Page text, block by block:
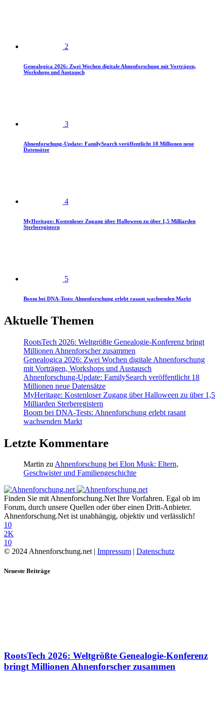
2
Genealogica 2026: Zwei Wochen digitale Ahnenforschung mit Vorträgen,
Workshops und Austausch
3
Ahnenforschung-Update: FamilySearch veröffentlicht 18 Millionen neue
Datensätze
4
MyHeritage: Kostenloser Zugang über Halloween zu über 1,5 Milliarden
Sterberegistern
5
Boom bei DNA-Tests: Ahnenforschung erlebt rasant wachsenden Markt
Aktuelle Themen
RootsTech 2026: Weltgrößte Genealogie-Konferenz bringt
Millionen Ahnenforscher zusammen
Genealogica 2026: Zwei Wochen digitale Ahnenforschung
mit Vorträgen, Workshops und Austausch
Ahnenforschung-Update: FamilySearch veröffentlicht 18
Millionen neue Datensätze
MyHeritage: Kostenloser Zugang über Halloween zu über 1,5
Milliarden Sterberegistern
Boom bei DNA-Tests: Ahnenforschung erlebt rasant
wachsenden Markt
Letzte Kommentare
Martin zu Ahnenforschung bei Elon Musk: Eltern,
Geschwister und Familiengeschichte
Finden Sie mit Ahnenforschung.Net Ihre Vorfahren. Egal ob im
Forum, durch unsere Quellen oder über einen Dritt-Anbieter.
Ahnenforschung.Net ist unabhängig, objektiv und verlässlich!
10
2K
10
© 2024 Ahnenforschung.net | Impressum | Datenschutz
Neueste Beiträge
RootsTech 2026: Weltgrößte Genealogie-Konferenz
bringt Millionen Ahnenforscher zusammen